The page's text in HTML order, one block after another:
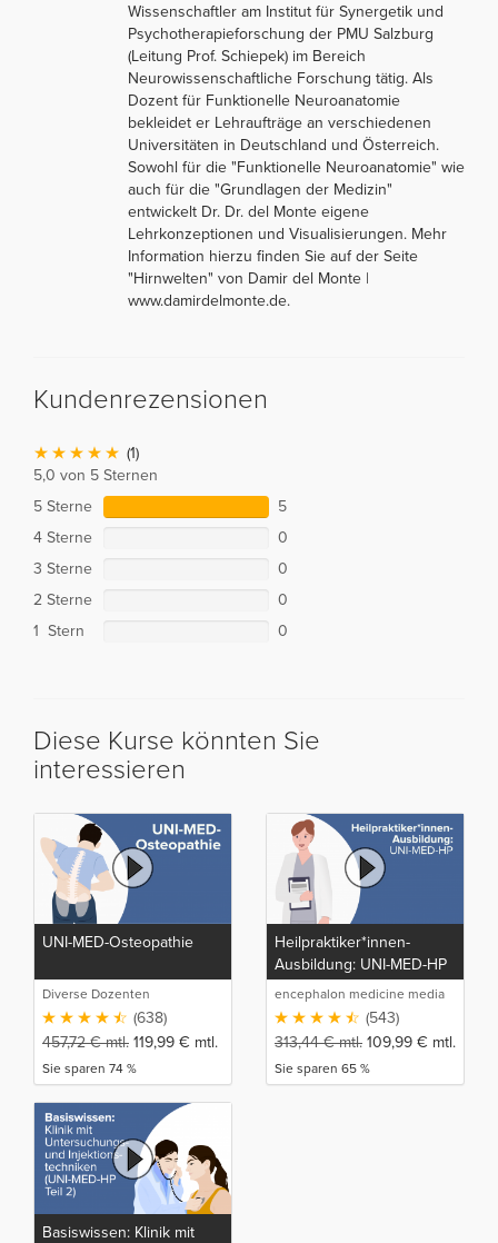
Wissenschaftler am Institut für Synergetik und
Psychotherapieforschung der PMU Salzburg
(Leitung Prof. Schiepek) im Bereich
Neurowissenschaftliche Forschung tätig. Als
Dozent für Funktionelle Neuroanatomie
bekleidet er Lehraufträge an verschiedenen
Universitäten in Deutschland und Österreich.
Sowohl für die "Funktionelle Neuroanatomie" wie
auch für die "Grundlagen der Medizin"
entwickelt Dr. Dr. del Monte eigene
Lehrkonzeptionen und Visualisierungen. Mehr
Information hierzu finden Sie auf der Seite
"Hirnwelten" von Damir del Monte |
www.damirdelmonte.de.
Kundenrezensionen
(1)
5,0 von 5 Sternen
5 Sterne
5
4 Sterne
0
3 Sterne
0
2 Sterne
0
1 Stern
0
Diese Kurse könnten Sie
interessieren
UNI-MED-Osteopathie
Diverse Dozenten
(638)
457,72€mtl. 119,99 € mtl.
Sie sparen 74 %
Heilpraktiker*innen-
Ausbildung: UNI-MED-HP
encephalon medicine media
production GmbH(543)
313,44€mtl. 109,99 € mtl.
Sie sparen 65 %
Basiswissen: Klinik mit